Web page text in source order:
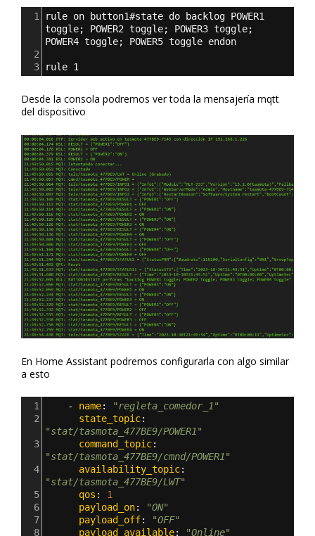
1
rule on button1#state do backlog POWER1
toggle; POWER2 toggle; POWER3 toggle;
POWER4 toggle; POWER5 toggle endon
2
3
rule 1
Desde la consola podremos ver toda la mensajería mqtt
del dispositivo
En Home Assistant podremos configurarla con algo similar
a esto
1 - name:
"regleta_comedor_1"
2
state_topic
"stat/tasmota_477BE9/POWER1"
3
command_topic
"stat/tasmota_477BE9/cmnd/POWER1"
4
availability_topic
"stat/tasmota_477BE9/LWT"
5
qos : 1
6
payload_on:
"ON"
7
payload_off:
"OFF"
8
payload_available: "Online"